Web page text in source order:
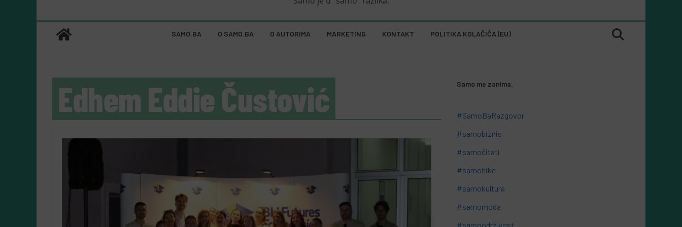
SAMO.BA O SAMO.BA O AUTORIMA MARKETING KONTAKT POLITIKA KOLAČIĆA (EU)
Edhem Eddie Čustović Samo me zanima:
#SamoBaRazgovor
#samobiznis
#samočitati
#samohike
#samokultura
#samomoda
#samoodrživost